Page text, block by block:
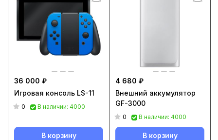
36 000 ₽
Игровая консоль LS-11
0 В наличии: 4000
В корзину
4 680 ₽
Внешний аккумулятор
GF-3000
0 В наличии: 4000
В корзину